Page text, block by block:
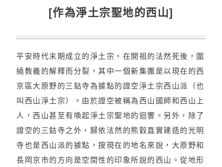
[作為淨土宗聖地的西山]
平安時代末期成立的淨土宗，在開祖的法然死後，圍
繞教義的解釋而分裂，其中一個新集團是以現在的西
京區大原野的三鈷寺為據點的證空淨土宗西山派（也
叫西山淨土宗）。由於證空被稱為西山國師和西山上
人，西山甚至有喚起淨土宗聖地的迴響。另外，除了
證空的三鈷寺之外，歸依法然的熊穀直實建造的光明
寺也是西山派的據點，按現在的地名來說，大原野和
長岡京市的方向是空間性的印象所說的西山。從地形